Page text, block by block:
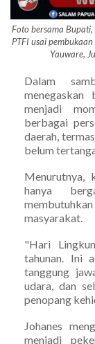
Foto bersama
PTFI usai
Yauware,
Dalam
menjadi
berbagai
daerah,
belum
Menurutnya,
hanya
masyarakat.
"Hari
tahunan. Ini
tanggung
udara, dan
penopang
Johanes
menjadi